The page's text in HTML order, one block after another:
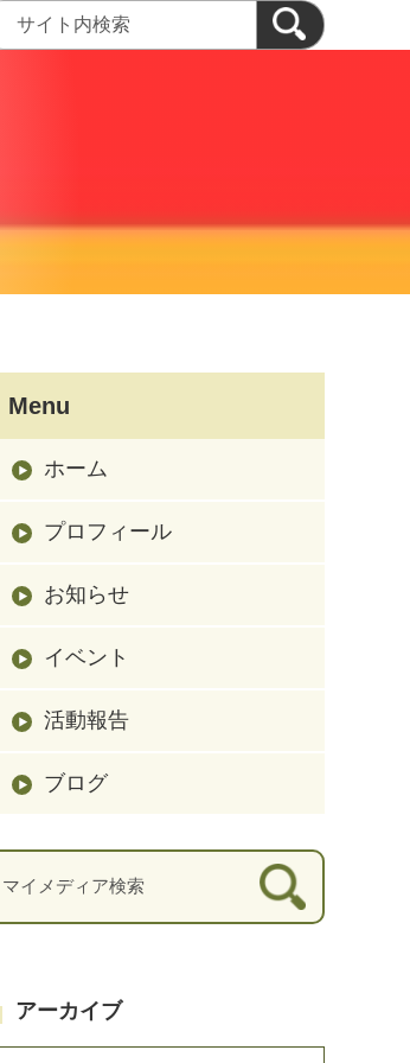
Menu
ホーム
プロフィール
お知らせ
イベント
活動報告
ブログ
アーカイブ